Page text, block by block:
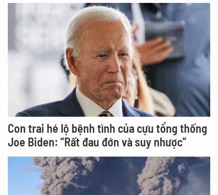
Con trai hé lộ bệnh tình của cựu tổng thống
Joe Biden: “Rất đau đớn và suy nhược”